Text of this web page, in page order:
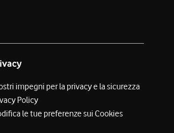
impegni per la privacy e la sicurezza
Policy
le tue preferenze sui Cookies